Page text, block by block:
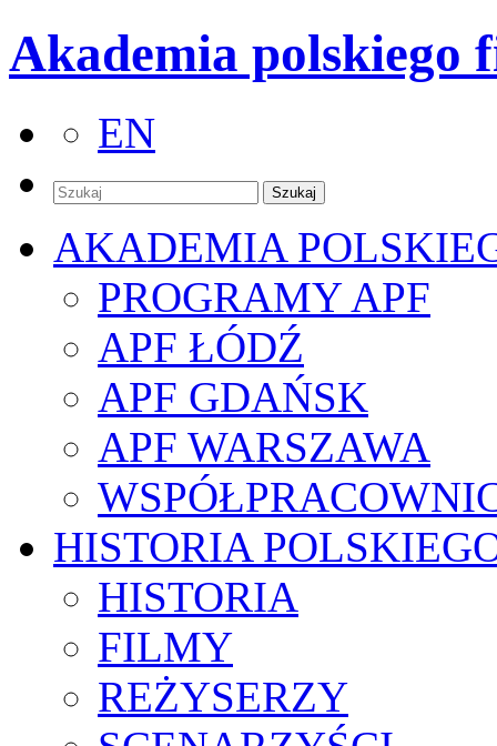
Akademia polskiego
EN
AKADEMIA
PROGRAMY APF
APF ŁÓDŹ
APF GDAŃSK
APF WARSZAWA
HISTORIA
HISTORIA
FILMY
REŻYSERZY